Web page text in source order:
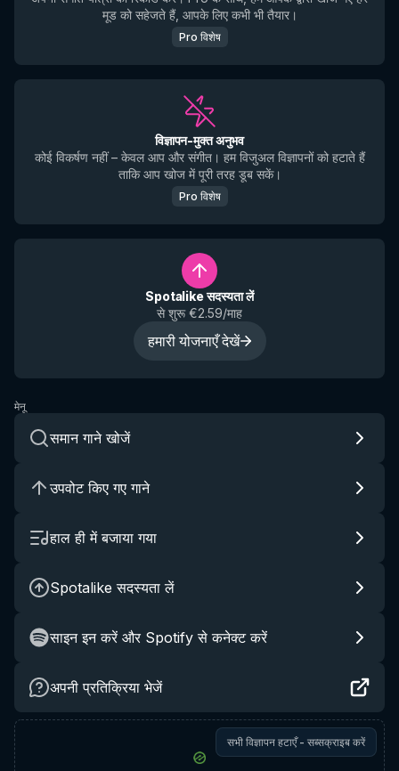
मूड को सहेजते हैं, आपके लिए कभी भी तैयार।
Pro विशेष
विज्ञापन-मुक्त अनुभव
कोई विकर्षण नहीं – केवल आप और संगीत। हम विजुअल विज्ञापनों को हटाते हैं
ताकि आप खोज में पूरी तरह डूब सकें।
Pro विशेष
Spotalike सदस्यता लें
से शुरू €2.59/माह
हमारी योजनाएँ देखें
मेनू
समान गाने खोजें
उपवोट किए गए गाने
हाल ही में बजाया गया
Spotalike सदस्यता लें
साइन इन करें और Spotify से कनेक्ट करें
अपनी प्रतिक्रिया भेजें
सभी विज्ञापन हटाएँ - सब्सक्राइब करें